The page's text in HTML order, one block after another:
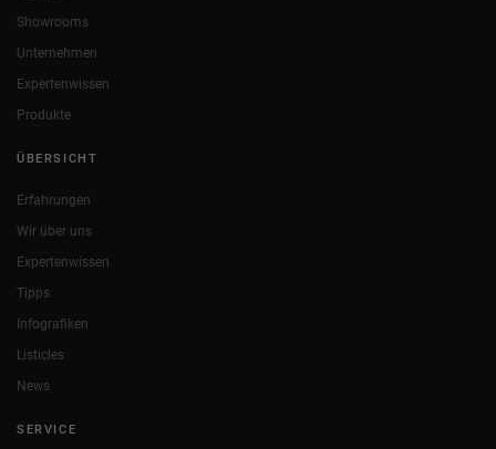
Showrooms
Unternehmen
Expertenwissen
Produkte
ÜBERSICHT
Erfahrungen
Wir über uns
Expertenwissen
Tipps
Infografiken
Listicles
News
SERVICE